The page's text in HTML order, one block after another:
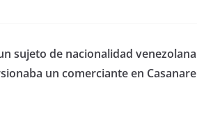
sujeto de nacionalidad venezolana
un comerciante en Casanare